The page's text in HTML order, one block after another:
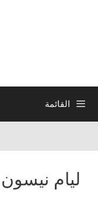
القائمة
ليام نيسون